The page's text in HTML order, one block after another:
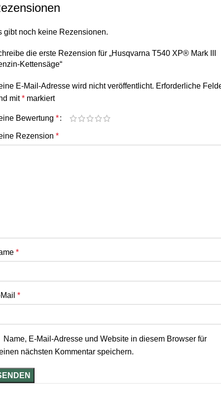
gibt noch keine Rezensionen.
die erste Rezension für „Husqvarna T540 XP® Mark III
Kettensäge“
E-Mail-Adresse wird nicht veröffentlicht. Erforderliche
mit* markiert
Bewertung *
Rezension *
*
*
Name, E-Mail-Adresse und Website in diesem Browser für
nächsten Kommentar speichern.